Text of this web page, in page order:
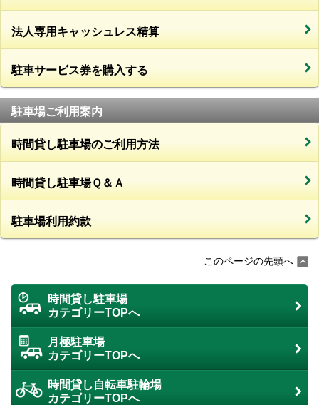
法人専用キャッシュレス精算
駐車サービス券を購入する
駐車場ご利用案内
時間貸し駐車場のご利用方法
時間貸し駐車場Ｑ＆Ａ
駐車場利用約款
このページの先頭へ
時間貸し駐車場
カテゴリーTOPへ
月極駐車場
カテゴリーTOPへ
時間貸し自転車駐輪場
カテゴリーTOPへ